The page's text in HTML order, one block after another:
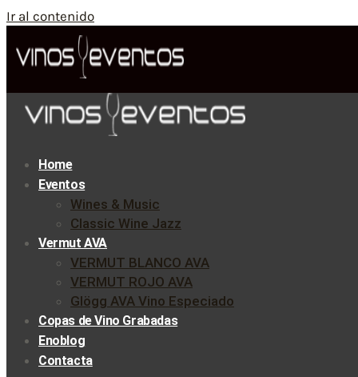
Ir al contenido
Home
Eventos
Wines & Music
Classic Wine Jazz
Vermut AVA
VERMUT BLANCO AVA
VERMUT ROJO AVA
Glögg AVA Vino Especiado
Copas de Vino Grabadas
Enoblog
Contacta